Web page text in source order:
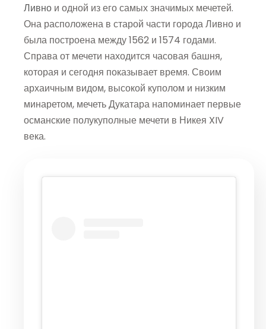
Ливно и одной из его самых значимых мечетей.
Она расположена в старой части города Ливно и
была построена между 1562 и 1574 годами.
Справа от мечети находится часовая башня,
которая и сегодня показывает время. Своим
архаичным видом, высокой куполом и низким
минаретом, мечеть Дукатара напоминает первые
османские полукуполные мечети в Никея XIV
века.